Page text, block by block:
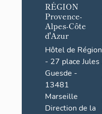
RÉGION
Provence-
Alpes-Côte
d'Azur
Hôtel de Région
- 27 place Jules
Guesde -
13481
Marseille
Direction de la